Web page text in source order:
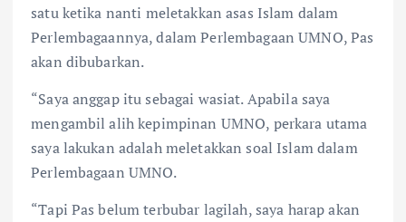
satu ketika nanti meletakkan asas Islam dalam
Perlembagaannya, dalam Perlembagaan UMNO, Pas
akan dibubarkan.
“Saya anggap itu sebagai wasiat. Apabila saya
mengambil alih kepimpinan UMNO, perkara utama
saya lakukan adalah meletakkan soal Islam dalam
Perlembagaan UMNO.
“Tapi Pas belum terbubar lagilah, saya harap akan